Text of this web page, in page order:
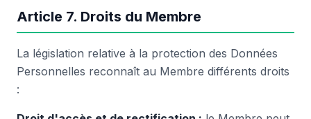
Article 7. Droits du Membre
La législation relative à la protection des Données
Personnelles reconnaît au Membre différents droits
: